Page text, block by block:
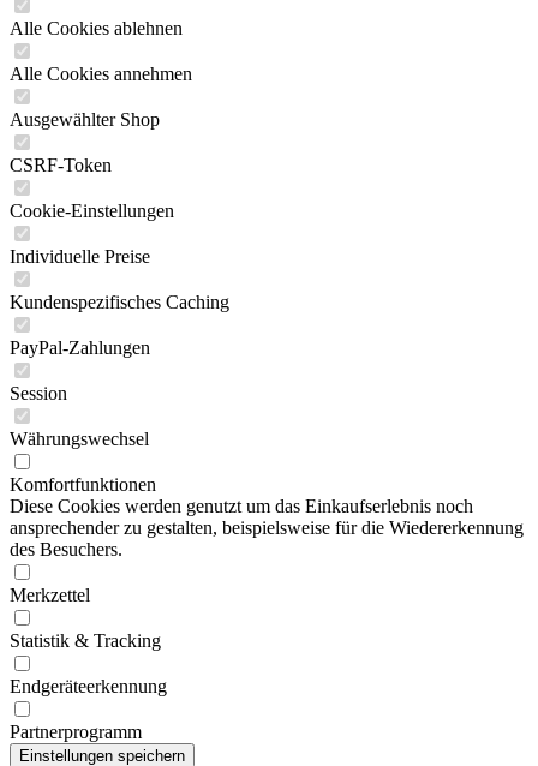
Alle Cookies ablehnen
Alle Cookies annehmen
Ausgewählter Shop
CSRF-Token
Cookie-Einstellungen
Individuelle Preise
Kundenspezifisches Caching
PayPal-Zahlungen
Session
Währungswechsel
Komfortfunktionen
Diese Cookies werden genutzt um das Einkaufserlebnis noch
ansprechender zu gestalten, beispielsweise für die Wiedererkennung
des Besuchers.
Merkzettel
Statistik & Tracking
Endgeräteerkennung
Partnerprogramm